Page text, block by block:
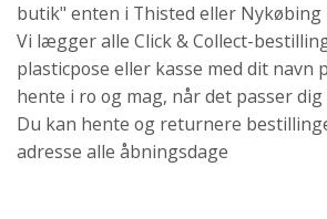
butik" enten i Thisted eller Nykøbing
Vi lægger alle Click & Collect-
plasticpose eller kasse med dit navn
hente i ro og mag, når det passer dig
Du kan hente og returnere
adresse alle åbningsdage